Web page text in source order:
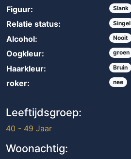
Figuur: Slank
Relatie status: Singel
Alcohol: Nooit
Oogkleur: groen
Haarkleur: Bruin
roker: nee
Leeftijdsgroep:
40 - 49 Jaar
Woonachtig: